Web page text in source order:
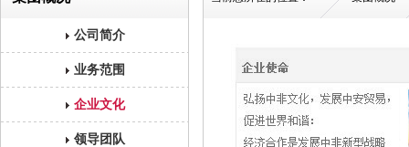
公司简介
业务范围
企业文化
领导团队